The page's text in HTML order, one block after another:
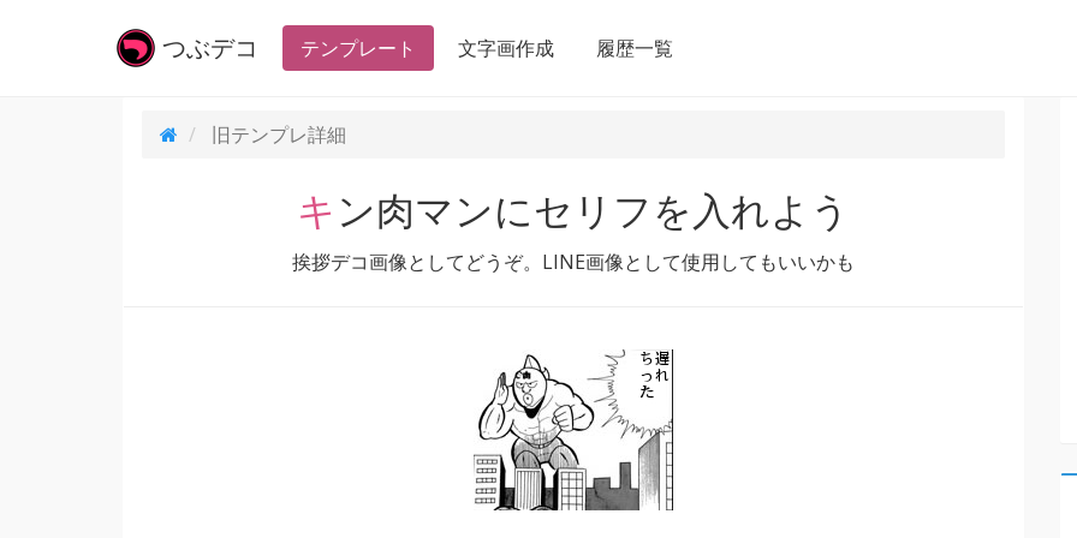
つぶデコ テンプレート 文字画作成 履歴一覧
旧テンプレ詳細
キン肉マンにセリフを入れよう
挨拶デコ画像としてどうぞ。LINE画像として使用してもいいかも